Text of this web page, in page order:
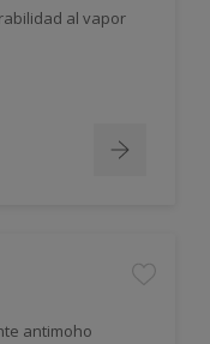
al vapor
antimoho